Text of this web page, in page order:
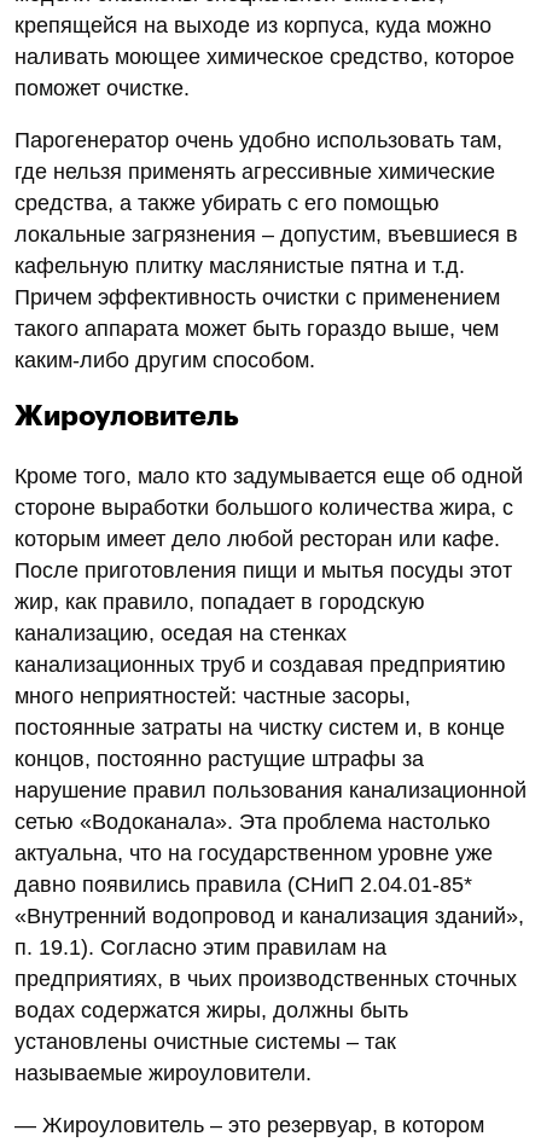
крепящейся на выходе из корпуса, куда можно
наливать моющее химическое средство, которое
поможет очистке.
Парогенератор очень удобно использовать там,
где нельзя применять агрессивные химические
средства, а также убирать с его помощью
локальные загрязнения – допустим, въевшиеся в
кафельную плитку маслянистые пятна и т.д.
Причем эффективность очистки с применением
такого аппарата может быть гораздо выше, чем
каким-либо другим способом.
Жироуловитель
Кроме того, мало кто задумывается еще об одной
стороне выработки большого количества жира, с
которым имеет дело любой ресторан или кафе.
После приготовления пищи и мытья посуды этот
жир, как правило, попадает в городскую
канализацию, оседая на стенках
канализационных труб и создавая предприятию
много неприятностей: частные засоры,
постоянные затраты на чистку систем и, в конце
концов, постоянно растущие штрафы за
нарушение правил пользования канализационной
сетью «Водоканала». Эта проблема настолько
актуальна, что на государственном уровне уже
давно появились правила (СНиП 2.04.01-85*
«Внутренний водопровод и канализация зданий»,
п. 19.1). Согласно этим правилам на
предприятиях, в чьих производственных сточных
водах содержатся жиры, должны быть
установлены очистные системы – так
называемые жироуловители.
— Жироуловитель – это резервуар, в котором